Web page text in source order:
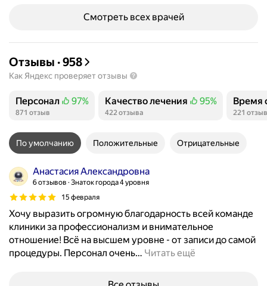
Смотреть всех врачей
Отзывы ·958
Как Яндекс проверяет отзывы
Персонал
Положительных отзывов
97%
871 отзыв
Качество лечения
Положительных отзывов
95%
422 отзыва
Время
221 отзыв
По умолчанию Положительные Отрицательные
Анастасия Александровна
6 отзывов Знаток города 4 уровня
15 февраля
Хочу выразить огромную благодарность всей команде
клиники за профессионализм и внимательное
отношение! Всё на высшем уровне - от записи до самой
процедуры. Персонал очень… Читать ещё